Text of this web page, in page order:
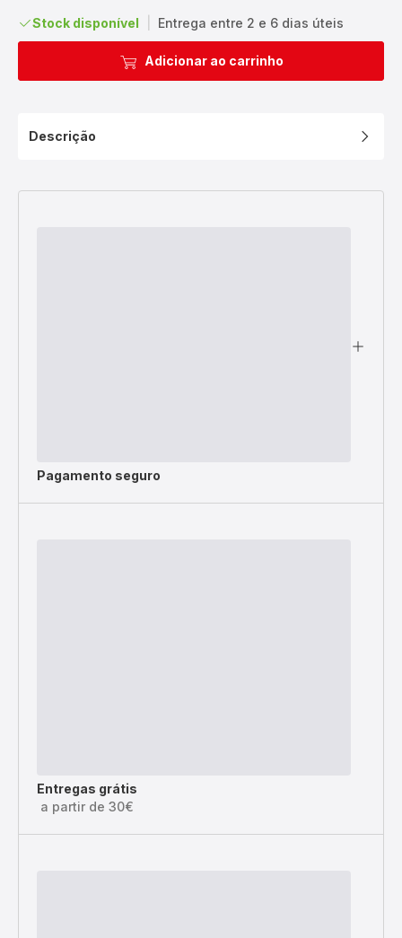
Stock disponível Entrega entre 2 e 6 dias úteis
Adicionar ao carrinho
Descrição
Pagamento seguro
Entregas grátis
a partir de 30€